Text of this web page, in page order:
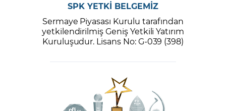
SPK YETKİ BELGEMİZ
Sermaye Piyasası Kurulu tarafından
yetkilendirilmiş Geniş Yetkili Yatırım
Kuruluşudur. Lisans No: G-039 (398)